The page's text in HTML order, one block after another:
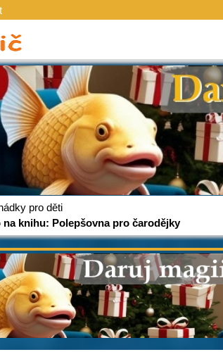
pro děti
na knihu: Polepšovna pro čarodějky